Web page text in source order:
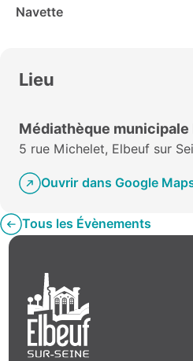
Navette
Lieu
Médiathèque municipale
5 rue Michelet, Elbeuf sur
Ouvrir dans Google
Tous les Évènements